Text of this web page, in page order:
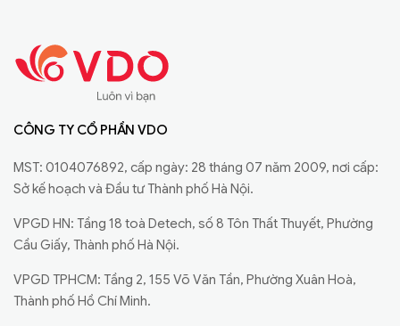
CÔNG TY CỔ PHẦN VDO
MST: 0104076892, cấp ngày: 28 tháng 07 năm 2009, nơi cấp:
Sở kế hoạch và Đầu tư Thành phố Hà Nội.
VPGD HN: Tầng 18 toà Detech, số 8 Tôn Thất Thuyết, Phường
Cầu Giấy, Thành phố Hà Nội.
VPGD TPHCM: Tầng 2, 155 Võ Văn Tần, Phường Xuân Hoà,
Thành phố Hồ Chí Minh.